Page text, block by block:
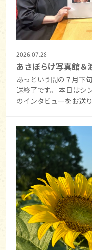
2026.07.28
あさぼらけ写真館
あっという間の７月下
送終了です。 本日はシ
のインタビューをお送